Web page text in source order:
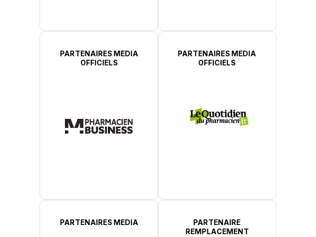
PARTENAIRES MEDIA
OFFICIELS
PARTENAIRES MEDIA
OFFICIELS
PARTENAIRES MEDIA
PARTENAIRE
REMPLACEMENT